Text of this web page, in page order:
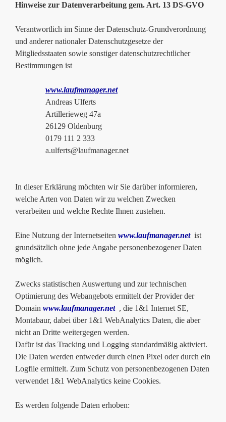
Hinweise zur Datenverarbeitung gem. Art. 13 DS-GVO
Verantwortlich im Sinne der Datenschutz-Grundverordnung
und anderer nationaler Datenschutzgesetze der
Mitgliedsstaaten sowie sonstiger datenschutzrechtlicher
Bestimmungen ist
www.laufmanager.net
Andreas Ulferts
Artillerieweg 47a
26129 Oldenburg
0179 111 2 333
a.ulferts@laufmanager.net
In dieser Erklärung möchten wir Sie darüber informieren,
welche Arten von Daten wir zu welchen Zwecken
verarbeiten und welche Rechte Ihnen zustehen.
Eine Nutzung der Internetseiten www.laufmanager.netist
grundsätzlich ohne jede Angabe personenbezogener Daten
möglich.
Zwecks statistischen Auswertung und zur technischen
Optimierung des Webangebots ermittelt der Provider der
Domain www.laufmanager.net, die 1&1 Internet SE,
Montabaur, dabei über 1&1 WebAnalytics Daten, die aber
nicht an Dritte weitergegen werden.
Dafür ist das Tracking und Logging standardmäßig aktiviert.
Die Daten werden entweder durch einen Pixel oder durch ein
Logfile ermittelt. Zum Schutz von personenbezogenen Daten
verwendet 1&1 WebAnalytics keine Cookies.
Es werden folgende Daten erhoben: